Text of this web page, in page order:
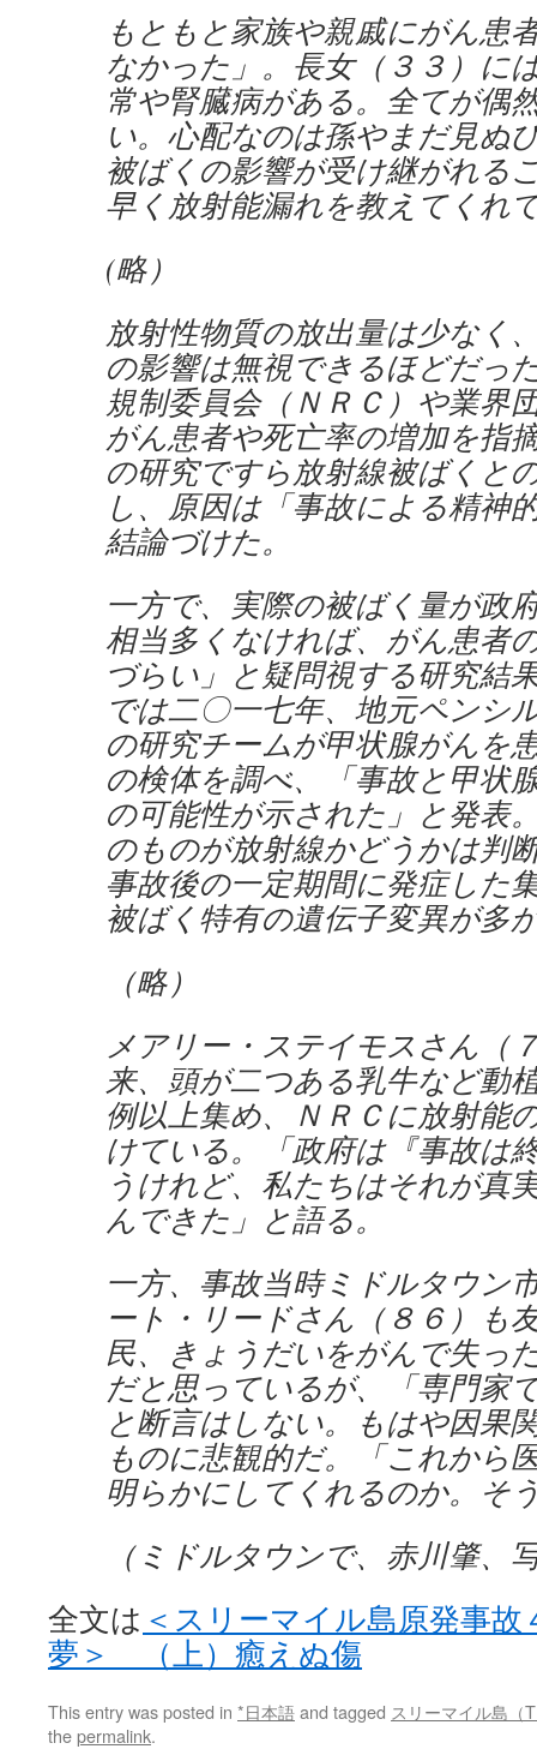
もともと家族や親戚にがん患
なかった」。長女（３３）に
常や腎臓病がある。全てが偶
い。心配なのは孫やまだ見ぬ
被ばくの影響が受け継がれる
早く放射能漏れを教えてくれ
(略）
放射性物質の放出量は少なく
の影響は無視できるほどだっ
規制委員会（ＮＲＣ）や業界
がん患者や死亡率の増加を指
の研究ですら放射線被ばくと
し、原因は「事故による精神
結論づけた。
一方で、実際の被ばく量が政
相当多くなければ、がん患者
づらい」と疑問視する研究結
では二〇一七年、地元ペンシ
の研究チームが甲状腺がんを
の検体を調べ、「事故と甲状
の可能性が示された」と発表
のものが放射線かどうかは判
事故後の一定期間に発症した
被ばく特有の遺伝子変異が多
（略）
メアリー・ステイモスさん（
来、頭が二つある乳牛など動
例以上集め、ＮＲＣに放射能
けている。「政府は『事故は
うけれど、私たちはそれが真
んできた」と語る。
一方、事故当時ミドルタウン
ート・リードさん（８６）も
民、きょうだいをがんで失っ
だと思っているが、「専門家
と断言はしない。もはや因果
ものに悲観的だ。「これから
明らかにしてくれるのか。そ
（ミドルタウンで、赤川肇、
全文は ＜スリーマイル島原発事
夢＞ （上）癒えぬ傷
This entry was posted in *日本語and tagged スリーマイル島（
thepermalink.